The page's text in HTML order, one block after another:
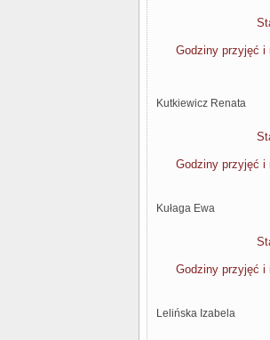
Godziny przyjęć i
Kutkiewicz Renata
Godziny przyjęć i
Kułaga Ewa
Godziny przyjęć i
Lelińska Izabela